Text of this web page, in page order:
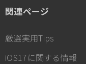
関連ページ
厳選実用Tips
iOS17に関する情報